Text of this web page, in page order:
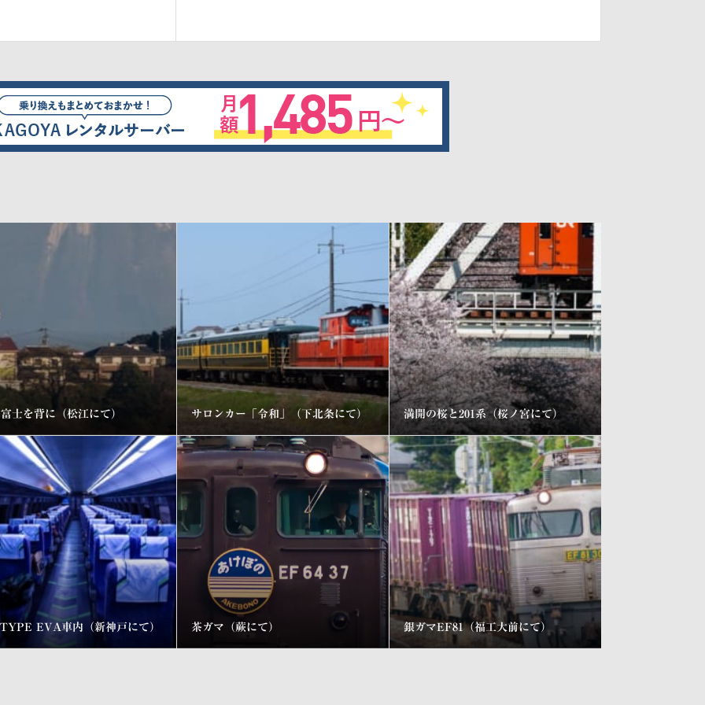
士を背に（松江にて） サロンカー「令和」（下北条にて） 満開の桜と201系（桜ノ宮にて）
EVA車内（新神戸にて） 茶ガマ（蕨にて） 銀ガマEF81（福工大前にて）